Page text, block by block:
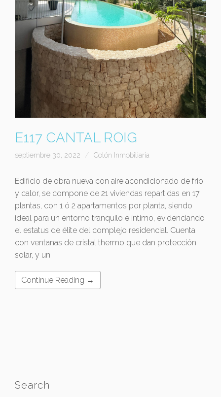
E117 CANTAL ROIG
septiembre 30, 2022 Colón Inmobiliaria
Edificio de obra nueva con aire acondicionado de frio
y calor, se compone de 21 viviendas repartidas en 17
plantas, con 1 ó 2 apartamentos por planta, siendo
ideal para un entorno tranquilo e íntimo, evidenciando
el estatus de élite del complejo residencial. Cuenta
con ventanas de cristal thermo que dan protección
solar, y un
Continue Reading →
Search